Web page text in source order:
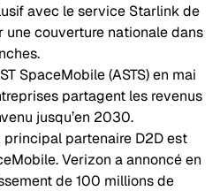
avec le service Starlink de
une couverture nationale dans
SpaceMobile (ASTS) en mai
partagent les revenus
jusqu’en 2030.
principal partenaire D2D est
Verizon a annoncé en
de 100 millions de